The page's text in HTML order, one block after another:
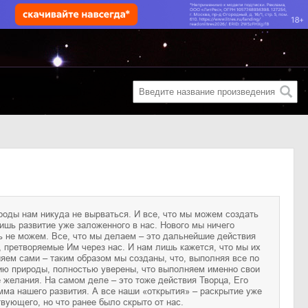
но что ранее было скрыто от нас.